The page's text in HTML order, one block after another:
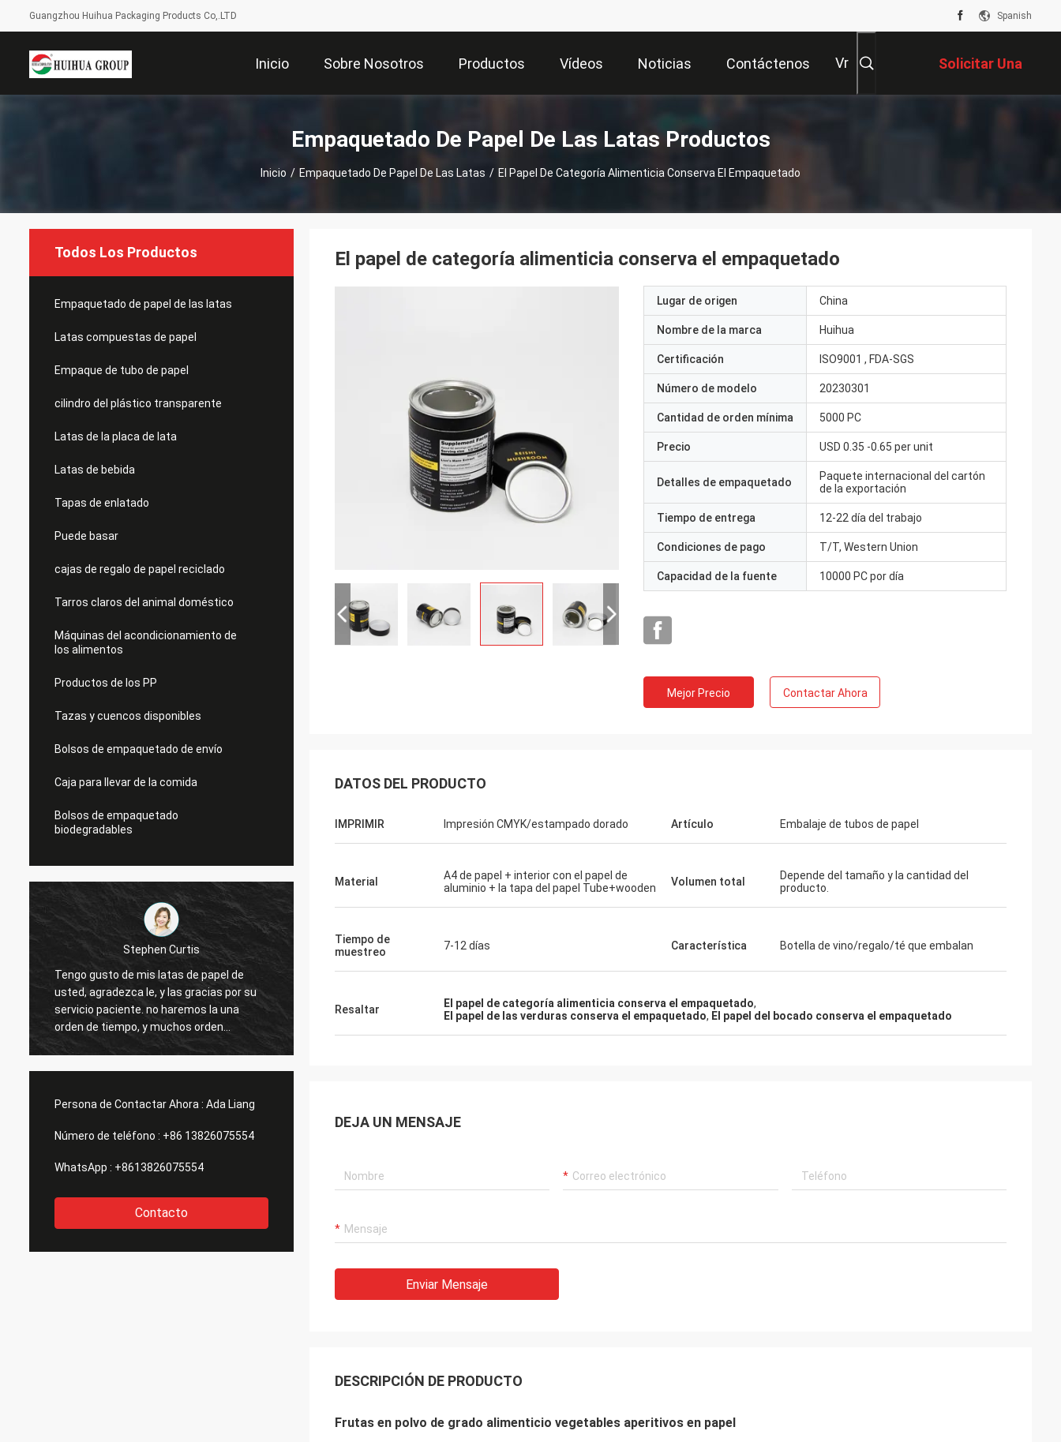
Guangzhou Huihua Packaging Products Co,.LTD Spanish
Inicio Sobre Nosotros Productos Vídeos Noticias Contáctenos Vr Solicitar Una
Cotización
Empaquetado De Papel De Las Latas Productos
Inicio / Empaquetado De Papel De Las Latas / El Papel De Categoría Alimenticia Conserva El Empaquetado
Todos Los Productos
Empaquetado de papel de las latas
Latas compuestas de papel
Empaque de tubo de papel
cilindro del plástico transparente
Latas de la placa de lata
Latas de bebida
Tapas de enlatado
Puede basar
cajas de regalo de papel reciclado
Tarros claros del animal doméstico
Máquinas del acondicionamiento de
los alimentos
Productos de los PP
Tazas y cuencos disponibles
Bolsos de empaquetado de envío
Caja para llevar de la comida
Bolsos de empaquetado
biodegradables
Linda rechaza
Los microprocesadores pueden son mis
de los microprocesadores ventas buenas,
y muy bien ahora. Le mantendré tacto.
DOMÉSTICO de 360 ml, y buena
cooperación con usted. gracias
Barry Weiss
Hola Jenny, bien recibida las muestras de
enviando a nuestra comercialización
ahora, le informaré cualquier
buen proveedor.
Persona de Contactar Ahora : Ada Liang
Número de teléfono : +86 13826075554
WhatsApp : +8613826075554
Contacto
El papel de categoría alimenticia conserva el empaquetado
Lugar de origen China
Nombre de la marca Huihua
Certificación ISO9001 , FDA-SGS
Número de modelo 20230301
Cantidad de orden mínima 5000 PC
Precio USD 0.35 -0.65 per unit
Detalles de empaquetado
Paquete internacional del cartón
de la exportación
Tiempo de entrega 12-22 día del trabajo
Condiciones de pago T/T, Western Union
Capacidad de la fuente 10000 PC por día
Mejor Precio Contactar Ahora
DATOS DEL PRODUCTO
IMPRIMIR Impresión CMYK/estampado dorado Artículo Embalaje de tubos de papel
Material
A4 de papel + interior con el papel de
aluminio + la tapa del papel Tube+wooden
Volumen total
Depende del tamaño y la cantidad del
producto.
Tiempo de
muestreo
7-12 días Característica Botella de vino/regalo/té que embalan
Resaltar El papel de categoría alimenticia conserva el empaquetado,
El papel de las verduras conserva el empaquetado, El papel del bocado conserva el empaquetado
DEJA UN MENSAJE
Enviar Mensaje
DESCRIPCIÓN DE PRODUCTO
Frutas en polvo de grado alimenticio vegetables aperitivos en papel